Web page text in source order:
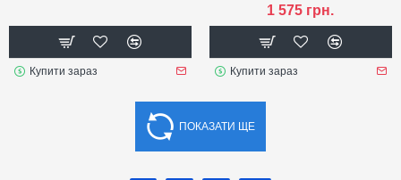
Купити зараз
1 575 грн.
Купити зараз
ПОКАЗАТИ ЩЕ